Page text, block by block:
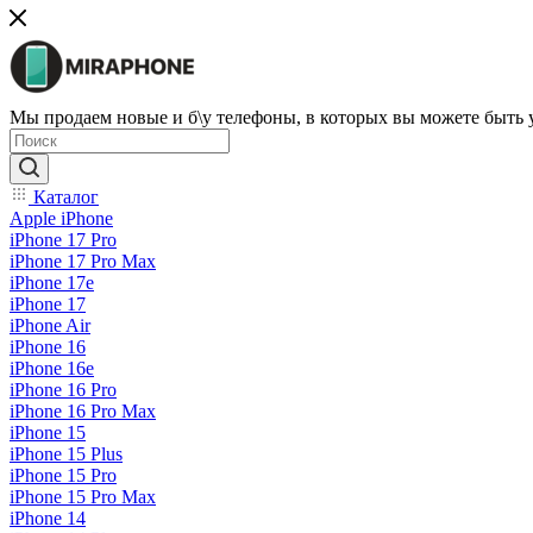
Мы продаем новые и б\у телефоны, в которых вы можете быть
Каталог
Apple iPhone
iPhone 17 Pro
iPhone 17 Pro Max
iPhone 17e
iPhone 17
iPhone Air
iPhone 16
iPhone 16e
iPhone 16 Pro
iPhone 16 Pro Max
iPhone 15
iPhone 15 Plus
iPhone 15 Pro
iPhone 15 Pro Max
iPhone 14